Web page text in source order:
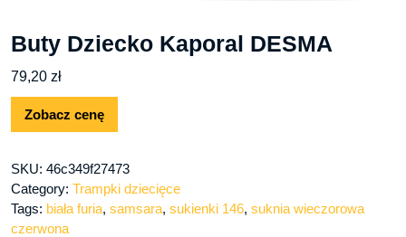
Buty Dziecko Kaporal DESMA
79,20 zł
Zobacz cenę
SKU: 46c349f27473
Category: Trampki dziecięce
Tags: biała furia, samsara, sukienki 146, suknia wieczorowa
czerwona